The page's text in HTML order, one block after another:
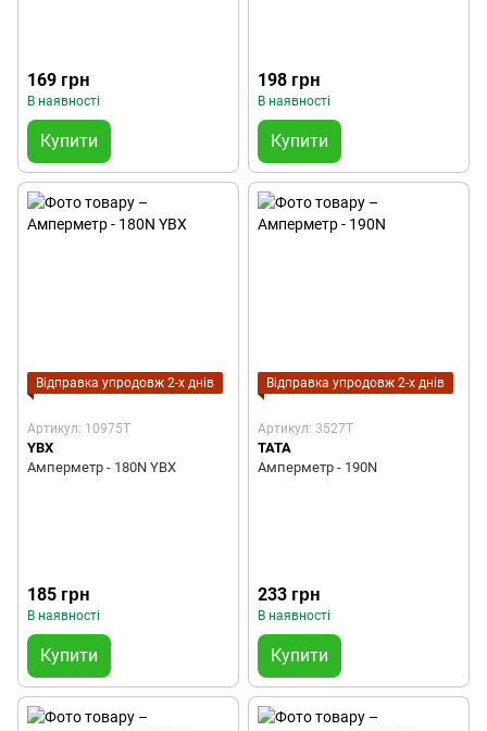
169 грн
В наявності
Купити
198 грн
В наявності
Купити
Відправка упродовж 2-х днів
Артикул: 10975T
YBX
Амперметр - 180N YBX
185 грн
В наявності
Купити
Відправка упродовж 2-х днів
Артикул: 3527T
TATA
Амперметр - 190N
233 грн
В наявності
Купити